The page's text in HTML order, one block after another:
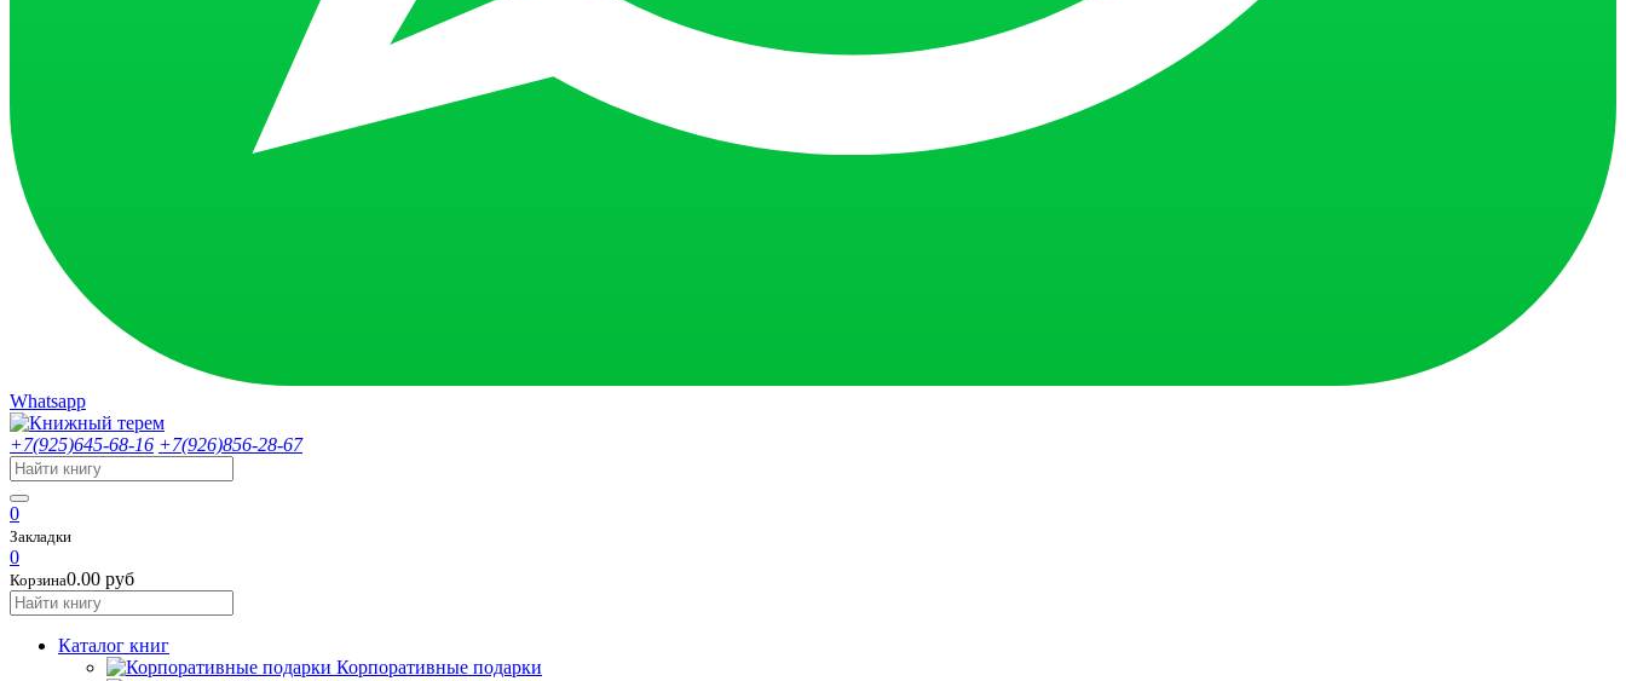
Whatsapp
+7(925)645-68-16 +7(926)856-28-67
0
Закладки
0
Корзина0.00 руб
Каталог книг
Корпоративные подарки